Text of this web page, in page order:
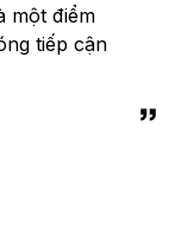
một điểm
tiếp cận